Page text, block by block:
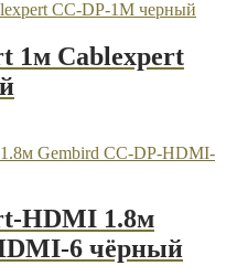
1м Cablexpert
HDMI 1.8м
6 чёрный